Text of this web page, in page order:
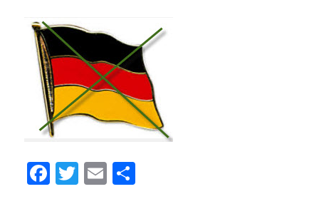
F
T
E